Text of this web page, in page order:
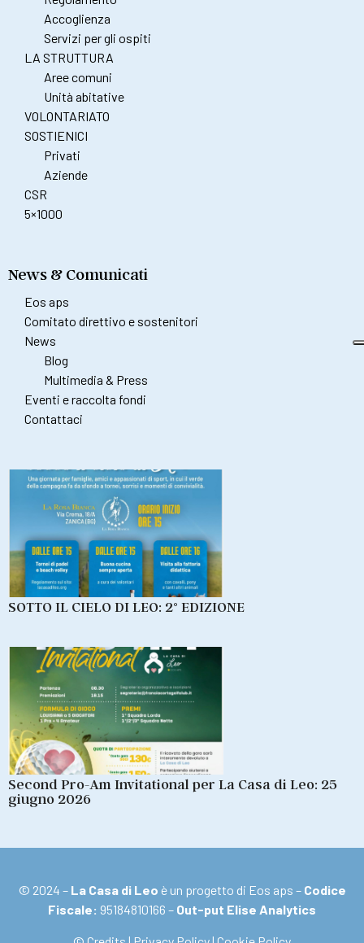
Accoglienza
Servizi per gli ospiti
LA STRUTTURA
Aree comuni
Unità abitative
VOLONTARIATO
SOSTIENICI
Privati
Aziende
CSR
5×1000
News & Comunicati
Eos aps
Comitato direttivo e sostenitori
News
Blog
Multimedia & Press
Eventi e raccolta fondi
Contattaci
SOTTO IL CIELO DI LEO: 2° EDIZIONE
Second Pro-Am Invitational per La Casa di Leo: 25
giugno 2026
© 2024 – La Casa di Leo è un progetto di Eos aps – Codice
Fiscale: 95184810166 – Out-put Elise Analytics